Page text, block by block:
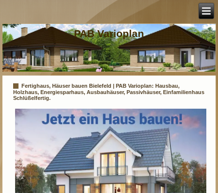
PAB Varioplan
Fertighaus, Häuser bauen Bielefeld | PAB Varioplan: Hausbau,
Holzhaus, Energiesparhaus, Ausbauhäuser, Passivhäuser, Einfamilienhaus
Schlüßelfertig.